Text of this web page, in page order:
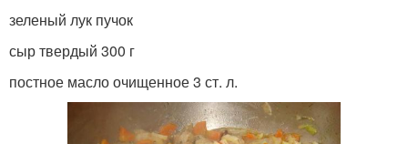
зеленый лук пучок
сыр твердый 300 г
постное масло очищенное 3 ст. л.